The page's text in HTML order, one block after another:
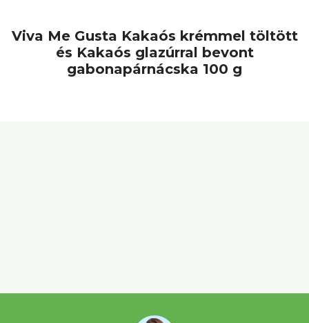
Viva Me Gusta Kakaós krémmel töltött
és Kakaós glazúrral bevont
gabonapárnácska 100 g